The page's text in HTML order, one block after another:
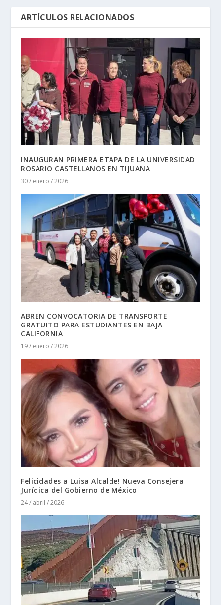
ARTÍCULOS RELACIONADOS
INAUGURAN PRIMERA ETAPA DE LA UNIVERSIDAD
ROSARIO CASTELLANOS EN TIJUANA
30 / enero / 2026
ABREN CONVOCATORIA DE TRANSPORTE
GRATUITO PARA ESTUDIANTES EN BAJA
CALIFORNIA
19 / enero / 2026
Felicidades a Luisa Alcalde! Nueva Consejera
Jurídica del Gobierno de México
24 / abril / 2026